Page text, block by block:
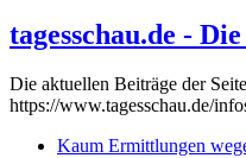
tagesschau.de -
Die aktuellen Beiträge der Seite
https://www.tagesschau.de/
Kaum Ermittlungen